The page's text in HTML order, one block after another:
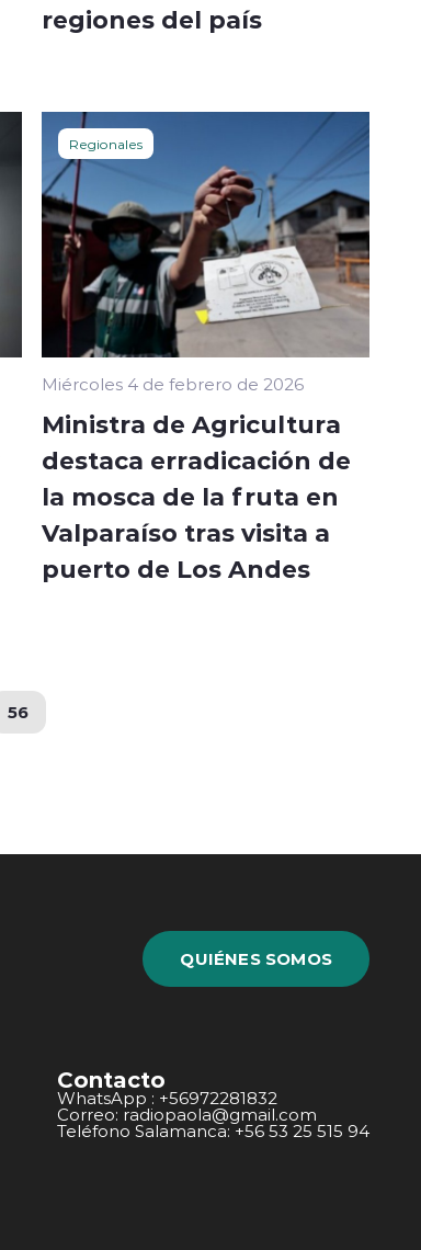
regiones del país
Regionales
Miércoles 4 de febrero de 2026
Ministra de Agricultura
destaca erradicación de
la mosca de la fruta en
Valparaíso tras visita a
puerto de Los Andes
56
QUIÉNES SOMOS
Contacto
WhatsApp : +56972281832
Correo: radiopaola@gmail.com
Teléfono Salamanca: +56 53 25 515 94